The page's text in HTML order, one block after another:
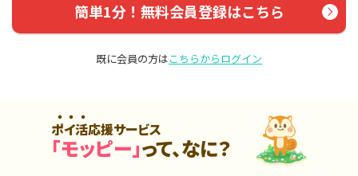
簡単1分！無料会員登録はこちら
既に会員の方はこちらからログイン
ポイ活応援サービス
「モッピー」って、なに？